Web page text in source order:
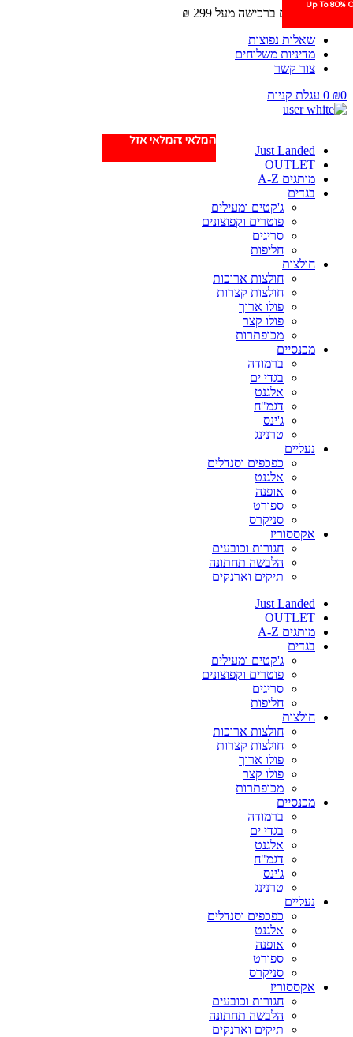
משלוחים חינם ברכישה מעל 299 ₪
שאלות נפוצות
מדיניות משלוחים
צור קשר
₪0
0 עגלת קניות
Just Landed
OUTLET
מותגים A-Z
בגדים
ג'קטים ומעילים
פוטרים וקפוצונים
סריגים
חליפות
חולצות
חולצות ארוכות
חולצות קצרות
פולו ארוך
פולו קצר
מכופתרות
מכנסיים
ברמודה
בגדי ים
אלגנט
דגמ"ח
ג'ינס
טרנינג
נעליים
כפכפים וסנדלים
אלגנט
אופנה
ספורט
סניקרס
אקססוריז
חגורות וכובעים
הלבשה תחתונה
תיקים וארנקים
Just Landed
OUTLET
מותגים A-Z
בגדים
ג'קטים ומעילים
פוטרים וקפוצונים
סריגים
חליפות
חולצות
חולצות ארוכות
חולצות קצרות
פולו ארוך
פולו קצר
מכופתרות
מכנסיים
ברמודה
בגדי ים
אלגנט
דגמ"ח
ג'ינס
טרנינג
נעליים
כפכפים וסנדלים
אלגנט
אופנה
ספורט
סניקרס
אקססוריז
חגורות וכובעים
הלבשה תחתונה
תיקים וארנקים
המלאי אזל
Up To 80%
המלאי אזל
Up To 80%